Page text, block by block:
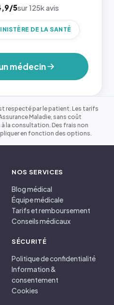
5sur 125k avis
DE LA SANTÉ
médecin
respecté par le patient. Les tarifs
Maladie, sans coût
la consultation. Des frais non
en fonction des options.
NOS SERVICES
Blog médical
Équipe médicale
Tarifs et remboursement
Conseils médicaux
SÉCURITÉ
Politique de confidentialité
Information &
consentement
Cookies